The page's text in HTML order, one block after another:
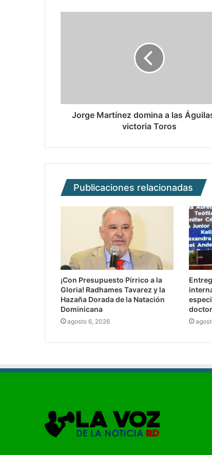
Jorge Martínez domina a las
victoria Toros
Publicaciones relacionadas
¡Con Presupuesto Pírrico a la
Gloria! Radhames Tavarez y la
Hazaña Dorada de la Natación
Dominicana
agosto 6, 2026